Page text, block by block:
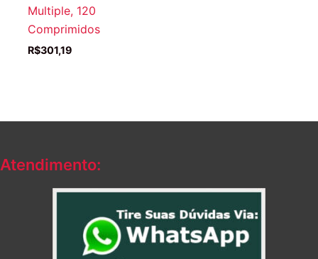
Multiple, 120
Comprimidos
R$301,19
Atendimento: